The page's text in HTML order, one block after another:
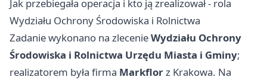
Jak przebiegała operacja i kto ją zrealizował - rola
Wydziału Ochrony Środowiska i Rolnictwa
Zadanie wykonano na zlecenieWydziału Ochrony
Środowiska i Rolnictwa Urzędu Miasta i Gminy;
realizatorem była firma Markflorz Krakowa. Na